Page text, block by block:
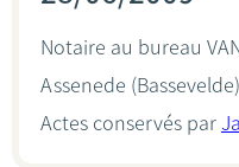
Notaire au bureau
Assenede
Actes conservés par